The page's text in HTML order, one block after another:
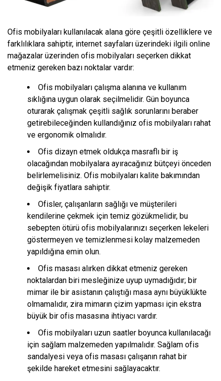
Ofis mobilyaları kullanılacak alana göre çeşitli özelliklere ve
farklılıklara sahiptir, internet sayfaları üzerindeki ilgili online
mağazalar üzerinden ofis mobilyaları seçerken dikkat
etmeniz gereken bazı noktalar vardır:
Ofis mobilyaları çalışma alanına ve kullanım
sıklığına uygun olarak seçilmelidir. Gün boyunca
oturarak çalışmak çeşitli sağlık sorunlarını beraber
getirebileceğinden kullandığınız ofis mobilyaları rahat
ve ergonomik olmalıdır.
Ofis dizayn etmek oldukça masraflı bir iş
olacağından mobilyalara ayıracağınız bütçeyi önceden
belirlemelisiniz. Ofis mobilyaları kalite bakımından
değişik fiyatlara sahiptir.
Ofisler, çalışanların sağlığı ve müşterileri
kendilerine çekmek için temiz gözükmelidir, bu
sebepten ötürü ofis mobilyalarınızı seçerken lekeleri
göstermeyen ve temizlenmesi kolay malzemeden
yapıldığına emin olun.
Ofis masası alırken dikkat etmeniz gereken
noktalardan biri mesleğinize uyup uymadığıdır; bir
mimar ile bir asistanın çalıştığı masa aynı büyüklükte
olmamalıdır, zira mimarın çizim yapması için ekstra
büyük bir ofis masasına ihtiyacı vardır.
Ofis mobilyaları uzun saatler boyunca kullanılacağı
için sağlam malzemeden yapılmalıdır. Sağlam ofis
sandalyesi veya ofis masası çalışanın rahat bir
şekilde hareket etmesini sağlayacaktır.